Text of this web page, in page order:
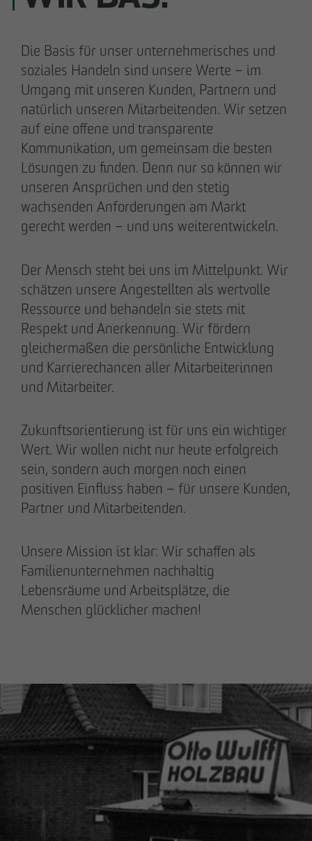
Die Basis für unser unternehmerisches und
soziales Handeln sind unsere Werte – im
Umgang mit unseren Kunden, Partnern und
natürlich unseren Mitarbeitenden. Wir setzen
auf eine offene und transparente
Kommunikation, um gemeinsam die besten
Lösungen zu finden. Denn nur so können wir
unseren Ansprüchen und den stetig
wachsenden Anforderungen am Markt
gerecht werden – und uns weiterentwickeln.
Der Mensch steht bei uns im Mittelpunkt. Wir
schätzen unsere Angestellten als wertvolle
Ressource und behandeln sie stets mit
Respekt und Anerkennung. Wir fördern
gleichermaßen die persönliche Entwicklung
und Karrierechancen aller Mitarbeiterinnen
und Mitarbeiter.
Zukunftsorientierung ist für uns ein wichtiger
Wert. Wir wollen nicht nur heute erfolgreich
sein, sondern auch morgen noch einen
positiven Einfluss haben – für unsere Kunden,
Partner und Mitarbeitenden.
Unsere Mission ist klar: Wir schaffen als
Familienunternehmen nachhaltig
Lebensräume und Arbeitsplätze, die
Menschen glücklicher machen!